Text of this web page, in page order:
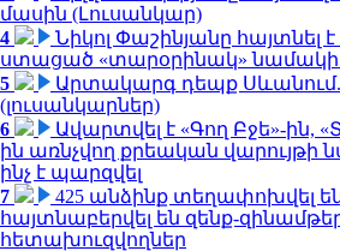
մասին (Լուսանկար)
4
Նիկոլ Փաշինյանը հայտնել
ստացած «տարօրինակ» նամակի
5
Արտակարգ դեպք
(լուսանկարներ)
6
Ավարտվել է «Գող Բջե»-ին,
ին առնչվող քրեական վարույթի
ինչ է պարզվել
7
425 անձինք տեղափոխվել
հայտնաբերվել են զենք-
հետախուզվողներ